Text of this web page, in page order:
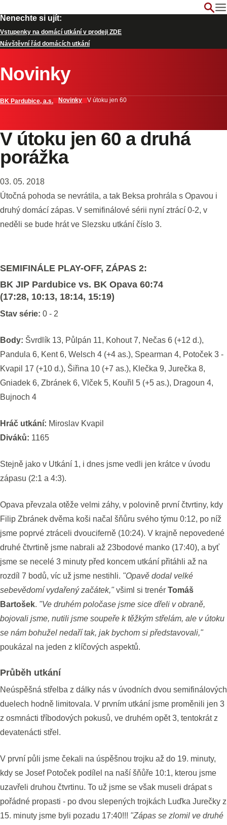
Nenechte si ujít:
Vstupenky na domácí utkání v prodeji ZDE
Návštěvní řád domácích utkání
Novinky
BK Pardubice, a.s. Novinky V útoku jen 60
V útoku jen 60 a druhá
porážka
03. 05. 2018
Útočná pohoda se nevrátila, a tak Beksa prohrála s Opavou i
druhý domácí zápas. V semifinálové sérii nyní ztrácí 0-2, v
neděli se bude hrát ve Slezsku utkání číslo 3.
SEMIFINÁLE PLAY-OFF, ZÁPAS 2:
BK JIP Pardubice vs. BK Opava 60:74
(17:28, 10:13, 18:14, 15:19)
Stav série: 0 - 2
Body: Švrdlík 13, Půlpán 11, Kohout 7, Nečas 6 (+12 d.),
Pandula 6, Kent 6, Welsch 4 (+4 as.), Spearman 4, Potoček 3 -
Kvapil 17 (+10 d.), Šiřina 10 (+7 as.), Klečka 9, Jurečka 8,
Gniadek 6, Zbránek 6, Vlček 5, Kouřil 5 (+5 as.), Dragoun 4,
Bujnoch 4
Hráč utkání: Miroslav Kvapil
Diváků: 1165
Stejně jako v Utkání 1, i dnes jsme vedli jen krátce v úvodu
zápasu (2:1 a 4:3).
Opava převzala otěže velmi záhy, v polovině první čtvrtiny, kdy
Filip Zbránek dvěma koši načal šňůru svého týmu 0:12, po níž
jsme poprvé ztráceli dvouciferně (10:24). V krajně nepovedené
druhé čtvrtině jsme nabrali až 23bodové manko (17:40), a byť
jsme se necelé 3 minuty před koncem utkání přitáhli až na
rozdíl 7 bodů, víc už jsme nestihli. "Opavě dodal velké
sebevědomí vydařený začátek,"všiml si trenér Tomáš
Bartošek. "Ve druhém poločase jsme sice dřeli v obraně,
bojovali jsme, nutili jsme soupeře k těžkým střelám, ale v útoku
se nám bohužel nedaří tak, jak bychom si představovali,"
poukázal na jeden z klíčových aspektů.
Průběh utkání
Neúspěšná střelba z dálky nás v úvodních dvou semifinálových
duelech hodně limitovala. V prvním utkání jsme proměnili jen 3
z osmnácti tříbodových pokusů, ve druhém opět 3, tentokrát z
devatenácti střel.
V první půli jsme čekali na úspěšnou trojku až do 19. minuty,
kdy se Josef Potoček podílel na naší šňůře 10:1, kterou jsme
uzavřeli druhou čtvrtinu. To už jsme se však museli drápat s
pořádné propasti - po dvou slepených trojkách Luďka Jurečky z
15. minuty jsme byli pozadu 17:40!!! "Zápas se zlomil ve druhé